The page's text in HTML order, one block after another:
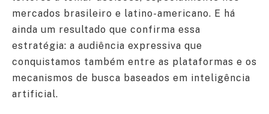
mercados brasileiro e latino-americano. E há
ainda um resultado que confirma essa
estratégia: a audiência expressiva que
conquistamos também entre as plataformas e os
mecanismos de busca baseados em inteligência
artificial.